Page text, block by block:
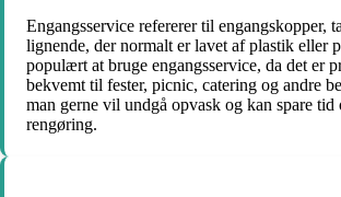
Engangsservice refererer til engangskopper,
lignende, der normalt er lavet af plastik eller
populært at bruge engangsservice, da det er
bekvemt til fester, picnic, catering og andre
man gerne vil undgå opvask og kan spare
rengøring.